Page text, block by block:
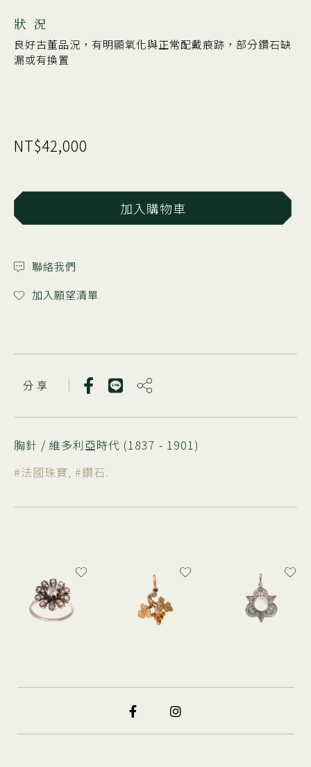
狀 況
良好古董品況，有明顯氧化與正常配戴痕跡，部分鑽石缺
漏或有換置
NT$42,000
加入購物車
聯絡我們
加入願望清單
分 享
胸針 / 維多利亞時代 (1837 - 1901)
#法國珠寶, #鑽石.